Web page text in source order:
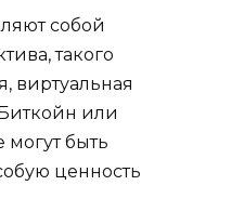
собой
такого
виртуальная
или
быть
ценность